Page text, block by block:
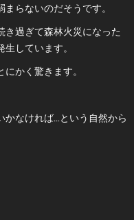
らないのだそうです。
過ぎて森林火災になった
しています。
かく驚きます。
かなければ…という自然から